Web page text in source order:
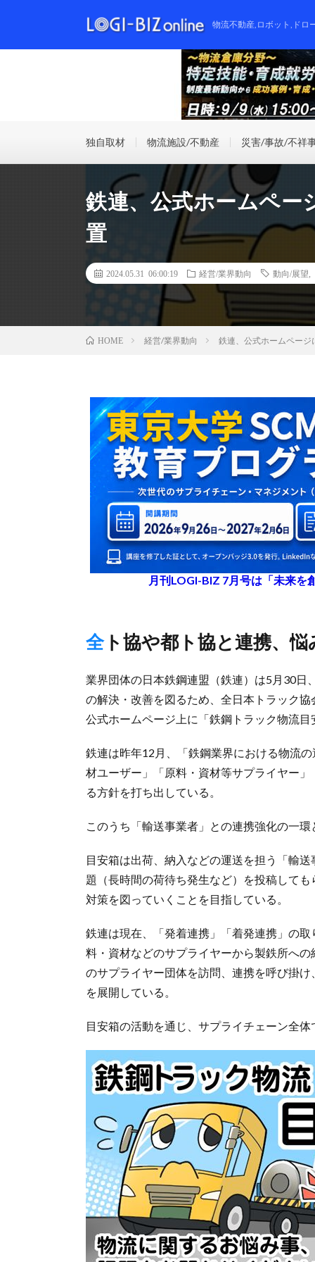
物流不動産,ロボット,ドロ
独自取材 物流施設/不動産 災害/事故/不祥
鉄連、公式ホームペー
置
2024.05.31 06:00:19 経営/業界動向 動向/展望
HOME 経営/業界動向 鉄連、公式ホームペー
月刊LOGI-BIZ 7月号は「未来を
全ト協や都ト協と連携、
業界団体の日本鉄鋼連盟（鉄連）は5月30日
の解決・改善を図るため、全日本トラック
公式ホームページ上に「鉄鋼トラック物流
鉄連は昨年12月、「鉄鋼業界における物流
材ユーザー」「原料・資材等サプライヤー
る方針を打ち出している。
このうち「輸送事業者」との連携強化の一
目安箱は出荷、納入などの運送を担う「輸
題（長時間の荷待ち発生など）を投稿して
対策を図っていくことを目指している。
鉄連は現在、「発着連携」「着発連携」の
料・資材などのサプライヤーから製鉄所へ
のサプライヤー団体を訪問、連携を呼び掛
を展開している。
目安箱の活動を通じ、サプライチェーン全